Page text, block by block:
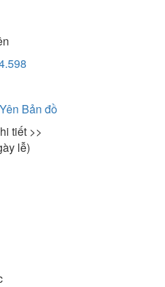
Bản đồ
tiết >>
lễ)